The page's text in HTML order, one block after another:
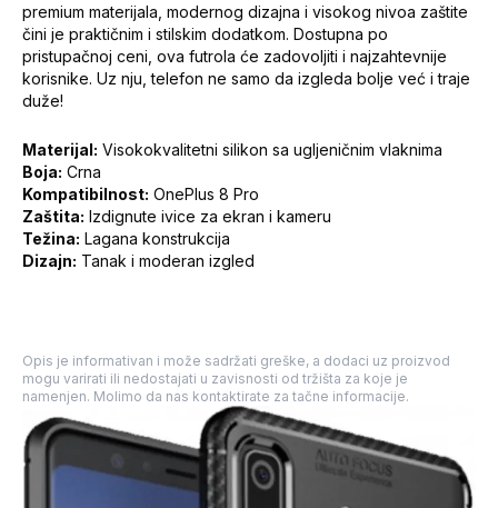
premium materijala, modernog dizajna i visokog nivoa zaštite
čini je praktičnim i stilskim dodatkom. Dostupna po
pristupačnoj ceni, ova futrola će zadovoljiti i najzahtevnije
korisnike. Uz nju, telefon ne samo da izgleda bolje već i traje
duže!
Materijal: Visokokvalitetni silikon sa ugljeničnim vlaknima
Boja: Crna
Kompatibilnost: OnePlus 8 Pro
Zaštita: Izdignute ivice za ekran i kameru
Težina: Lagana konstrukcija
Dizajn: Tanak i moderan izgled
Opis je informativan i može sadržati greške, a dodaci uz proizvod
mogu varirati ili nedostajati u zavisnosti od tržišta za koje je
namenjen. Molimo da nas kontaktirate za tačne informacije.